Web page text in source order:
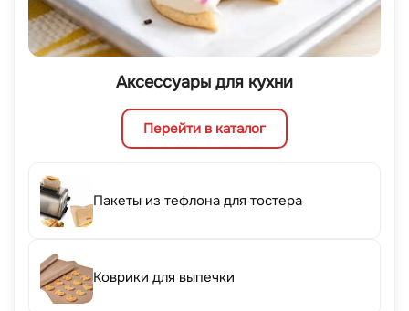
Аксессуары для кухни
Перейти в каталог
Пакеты из тефлона для тостера
Коврики для выпечки